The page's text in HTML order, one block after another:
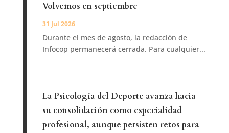
Volvemos en septiembre
31 Jul 2026
Durante el mes de agosto, la redacción de
Infocop permanecerá cerrada. Para cualquier...
La Psicología del Deporte avanza hacia
su consolidación como especialidad
profesional, aunque persisten retos para